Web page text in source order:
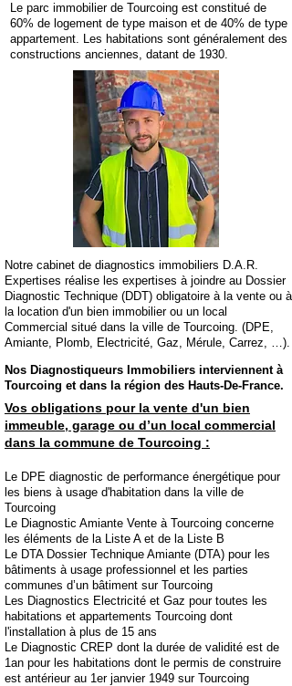
Le parc immobilier de Tourcoing est constitué de
60% de logement de type maison et de 40% de type
appartement. Les habitations sont généralement des
constructions anciennes, datant de 1930.
Notre cabinet de diagnostics immobiliers D.A.R.
Expertises réalise les expertises à joindre au Dossier
Diagnostic Technique (DDT) obligatoire à la vente ou à
la location d'un bien immobilier ou un local
Commercial situé dans la ville de Tourcoing. (DPE,
Amiante, Plomb, Electricité, Gaz, Mérule, Carrez, …).
Nos Diagnostiqueurs Immobiliers interviennent à
Tourcoing et dans la région des Hauts-De-France.
Vos obligations pour la vente d'un bien
immeuble, garage ou d’un local commercial
dans la commune de Tourcoing :
Le DPE diagnostic de performance énergétique pour
les biens à usage d'habitation dans la ville de
Tourcoing
Le Diagnostic Amiante Vente à Tourcoing concerne
les éléments de la Liste A et de la Liste B
Le DTA Dossier Technique Amiante (DTA) pour les
bâtiments à usage professionnel et les parties
communes d’un bâtiment sur Tourcoing
Les Diagnostics Electricité et Gaz pour toutes les
habitations et appartements Tourcoing dont
l'installation à plus de 15 ans
Le Diagnostic CREP dont la durée de validité est de
1an pour les habitations dont le permis de construire
est antérieur au 1er janvier 1949 sur Tourcoing